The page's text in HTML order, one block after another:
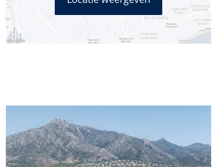
gepresenteerde visuele informatie. We raden
geïnteresseerden ten zeerste aan een bezoek te brengen aan
de woning om de staat en de kenmerken van de woning
persoonlijk te beoordelen voordat ze een huurbeslissing
sturen over de ontwikkeling van de vastgoedmarkt in Marbella,
interessant nieuws over bepaalde soorten eigendommen,
nieuwe koopjes, nieuwe eigendommen op de markt, en
Panorama zal deze aan u aanbieden via e-mail of andere
communicatieplatforms..